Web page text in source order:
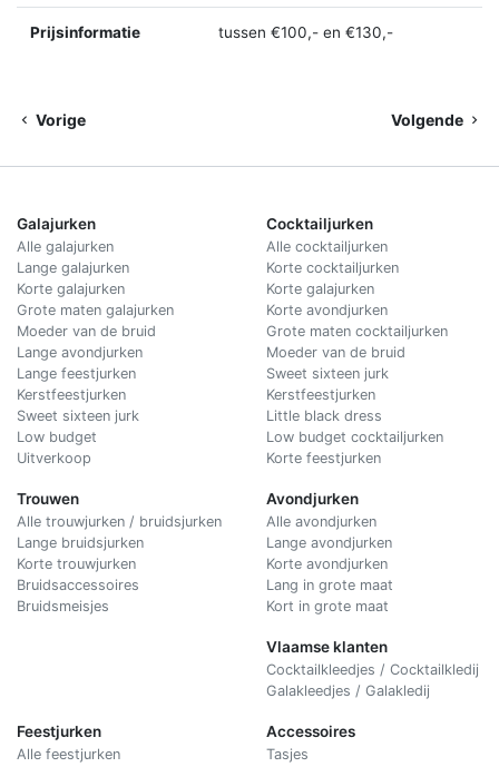
Prijsinformatie tussen €100,- en €130,-
Vorige Volgende
Galajurken
Alle galajurken
Lange galajurken
Korte galajurken
Grote maten galajurken
Moeder van de bruid
Lange avondjurken
Lange feestjurken
Kerstfeestjurken
Sweet sixteen jurk
Low budget
Uitverkoop
Trouwen
Alle trouwjurken / bruidsjurken
Lange bruidsjurken
Korte trouwjurken
Bruidsaccessoires
Bruidsmeisjes
Cocktailjurken
Alle cocktailjurken
Korte cocktailjurken
Korte galajurken
Korte avondjurken
Grote maten cocktailjurken
Moeder van de bruid
Sweet sixteen jurk
Kerstfeestjurken
Little black dress
Low budget cocktailjurken
Korte feestjurken
Avondjurken
Alle avondjurken
Lange avondjurken
Korte avondjurken
Lang in grote maat
Kort in grote maat
Vlaamse klanten
Cocktailkleedjes / Cocktailkledij
Galakleedjes / Galakledij
Feestjurken
Alle feestjurken
Accessoires
Tasjes